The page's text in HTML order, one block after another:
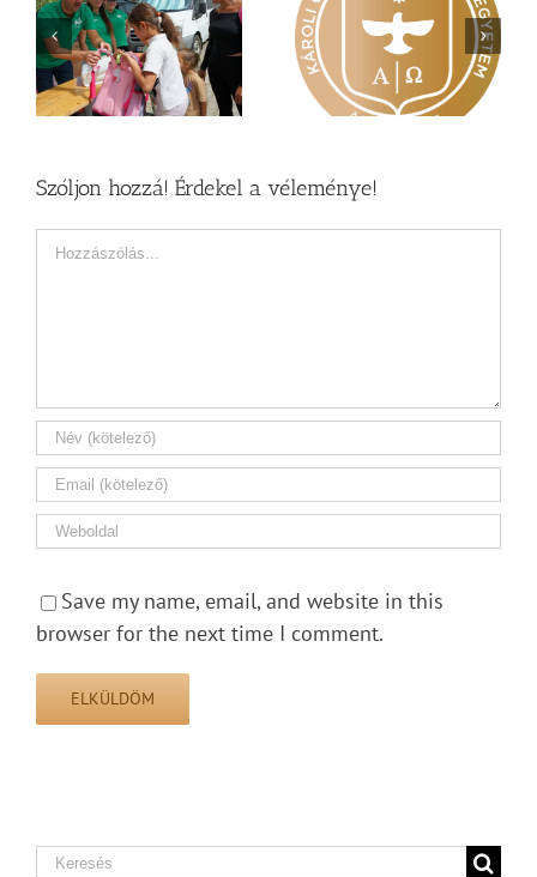
Nagy érdeklődés övezi
a Károli képzéseit
Vasárnapi üzenet –
Zsoltárok 149
Szóljon hozzá! Érdekel a véleménye!
Hozzászólás
Save my name, email, and website in this
browser for the next time I comment.
Search